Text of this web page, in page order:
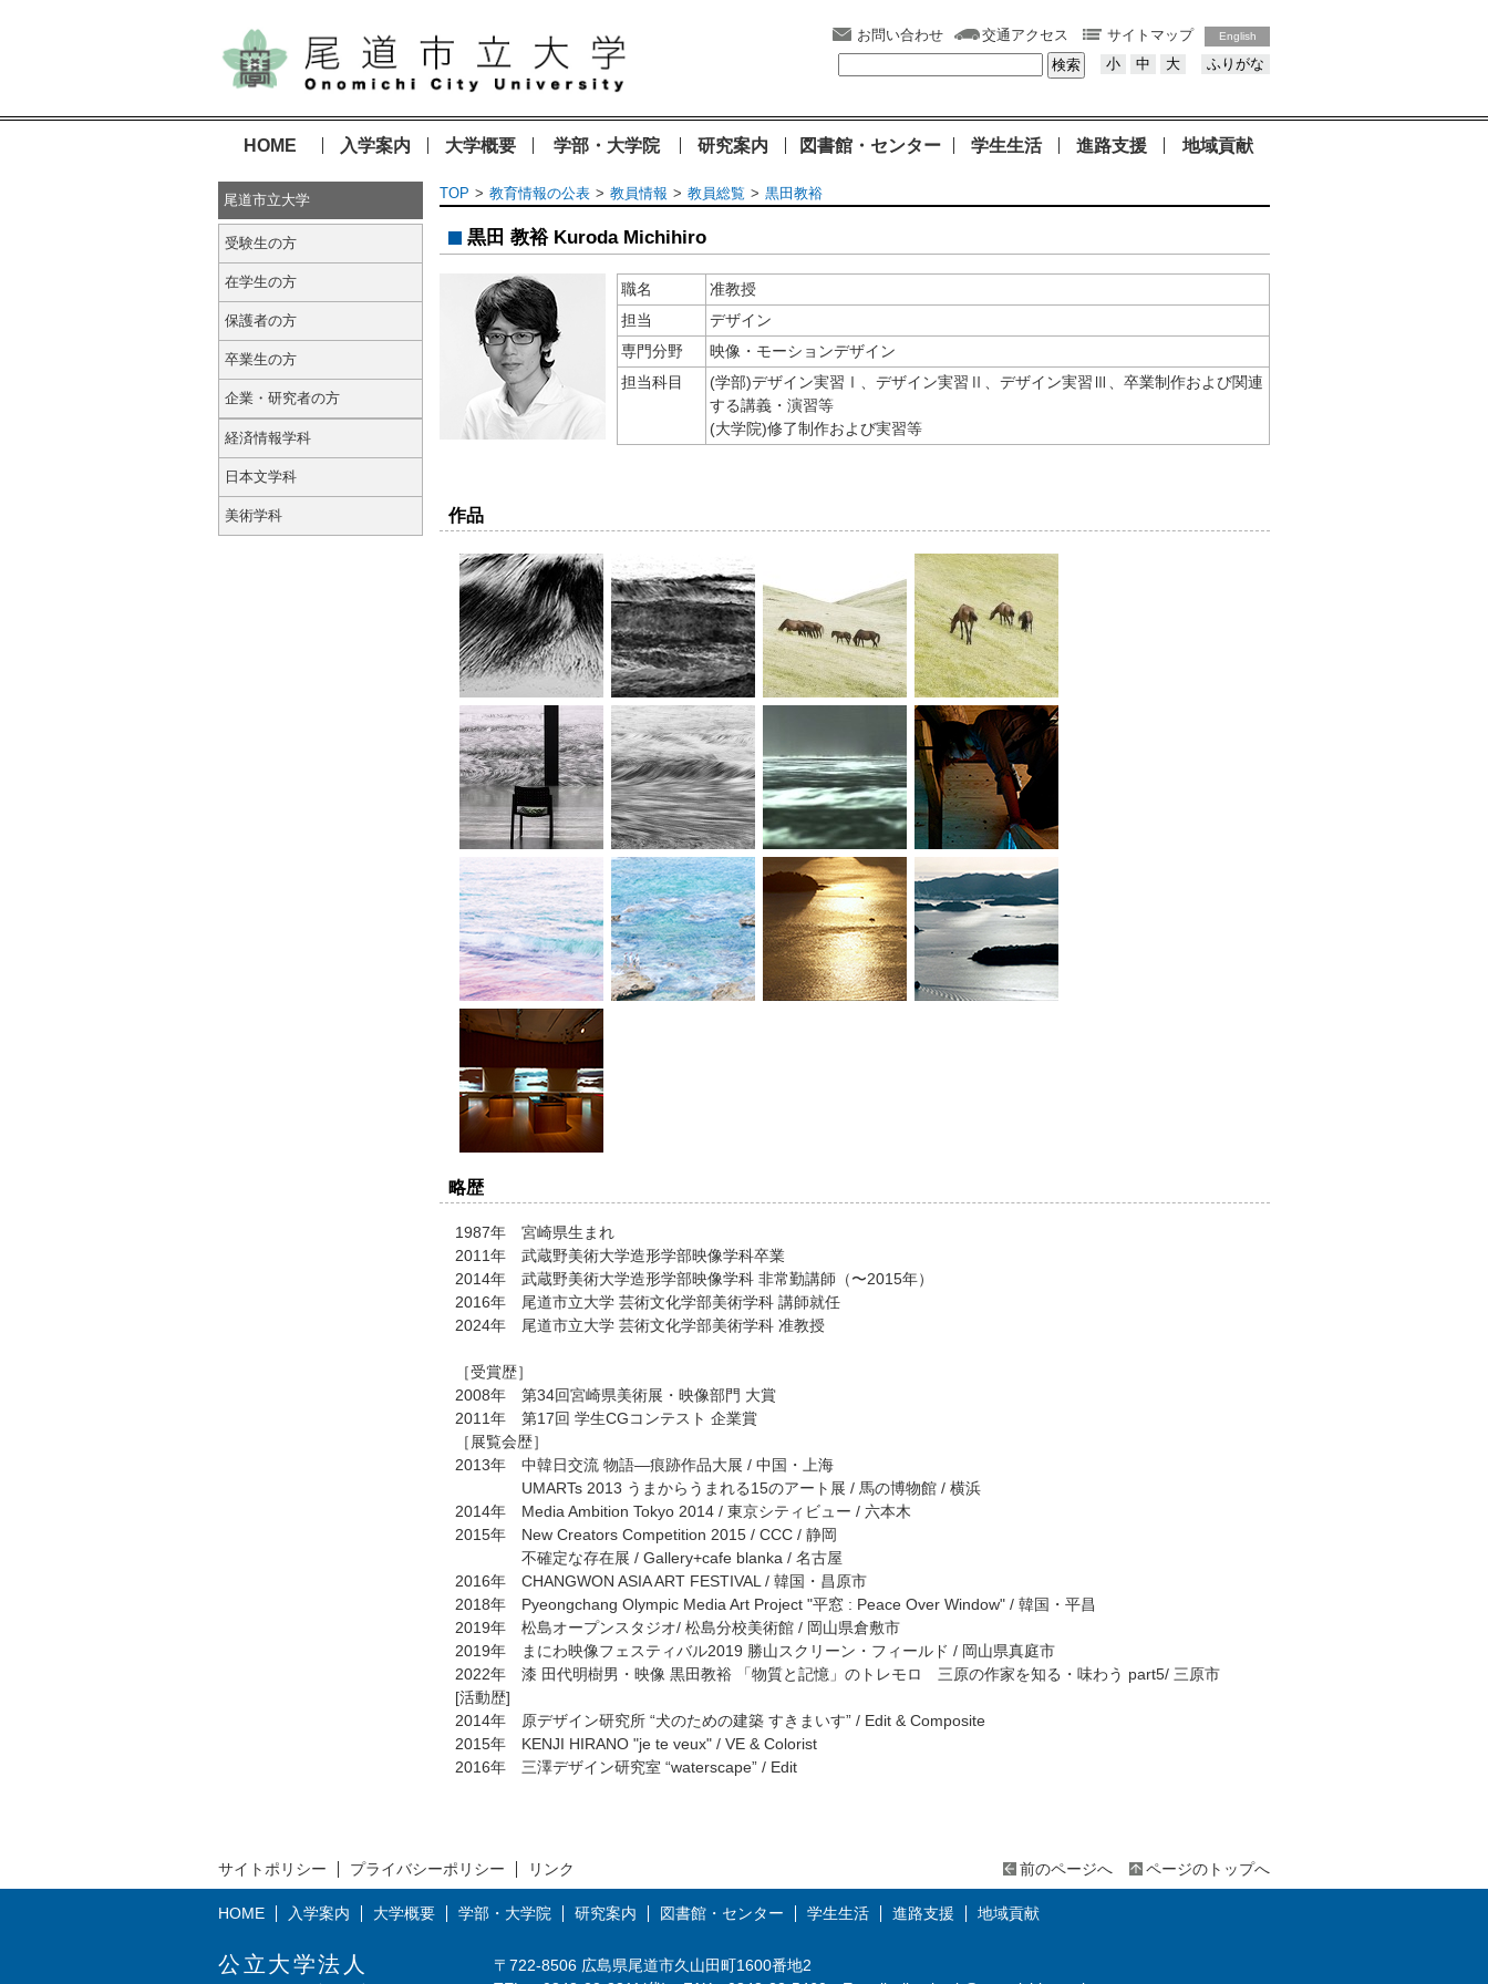
お問い合わせ 交通アクセス サイトマップ English
小 中 大 ふりがな
HOME 入学案内 大学概要 学部・大学院 研究案内 図書館・センター 学生生活 進路支援 地域貢献
TOP 教育情報の公表 教員情報 教員総覧 黒田教裕
黒田 教裕 KurodaMichihiro
職名
准教授
担当
デザイン
専門分野
映像・モーションデザイン
担当科目
(学部)デザイン実習Ⅰ、デザイン実習Ⅱ、デザイン実習Ⅲ、卒業制作および関連
する講義・演習等
(大学院)修了制作および実習等
作品
略歴
1987年 宮崎県生まれ
2011年 武蔵野美術大学造形学部映像学科卒業
2014年 武蔵野美術大学造形学部映像学科 非常勤講師（〜2015年）
2016年 尾道市立大学 芸術文化学部美術学科 講師就任
2024年 尾道市立大学 芸術文化学部美術学科 准教授
［受賞歴］
2008年 第34回宮崎県美術展・映像部門 大賞
2011年 第17回 学生CGコンテスト 企業賞
［展覧会歴］
2013年 中韓日交流 物語—痕跡作品大展 / 中国・上海
UMARTs 2013 うまからうまれる15のアート展 / 馬の博物館 / 横浜
2014年 Media Ambition Tokyo 2014 / 東京シティビュー / 六本木
2015年 New Creators Competition 2015 / CCC / 静岡
不確定な存在展 / Gallery+cafe blanka / 名古屋
2016年 CHANGWON ASIA ART FESTIVAL / 韓国・昌原市
2018年 Pyeongchang Olympic Media Art Project "平窓 : Peace Over Window" / 韓国・平昌
2019年 松島オープンスタジオ/ 松島分校美術館 / 岡山県倉敷市
2019年 まにわ映像フェスティバル2019 勝山スクリーン・フィールド / 岡山県真庭市
2022年 漆 田代明樹男・映像 黒田教裕 「物質と記憶」のトレモロ 三原の作家を知る・味わう part5/ 三原市
[活動歴]
2014年 原デザイン研究所 “犬のための建築 すきまいす” / Edit & Composite
2015年 KENJI HIRANO "je te veux" / VE & Colorist
2016年 三澤デザイン研究室 “waterscape” / Edit
尾道市立大学
受験生の方
在学生の方
保護者の方
卒業生の方
企業・研究者の方
経済情報学科
日本文学科
美術学科
ページのトップへ
前のページへ
サイトポリシー プライバシーポリシー リンク
HOME 入学案内 大学概要 学部・大学院 研究案内 図書館・センター 学生生活 進路支援 地域貢献
公立大学法人
〒722-8506 広島県尾道市久山田町1600番地2